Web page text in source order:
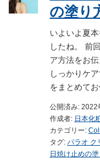
の塗り
いよいよ夏
したね。 前
ア方法をお
しっかりケ
をまとめて
公開済み: 2022
作成者: 日本化
カテゴリー:
タグ: パラオ ク
日焼け止めの